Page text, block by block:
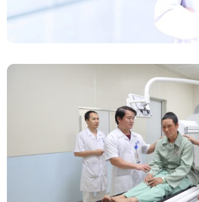
Chính Thức Vận Hành Máy
Mới Spect/CT Trong Chẩn
Ung Thư Tại Bệnh Viện Đa